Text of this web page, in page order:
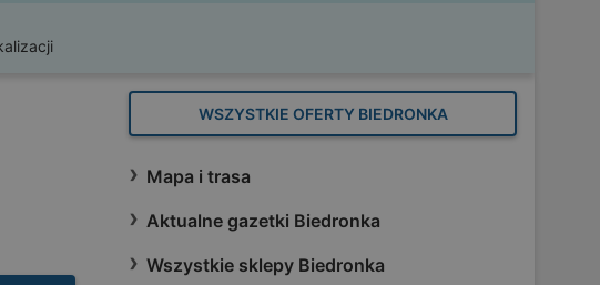
WSZYSTKIE OFERTY BIEDRONKA
Mapa i trasa
Aktualne gazetki Biedronka
Wszystkie sklepy Biedronka